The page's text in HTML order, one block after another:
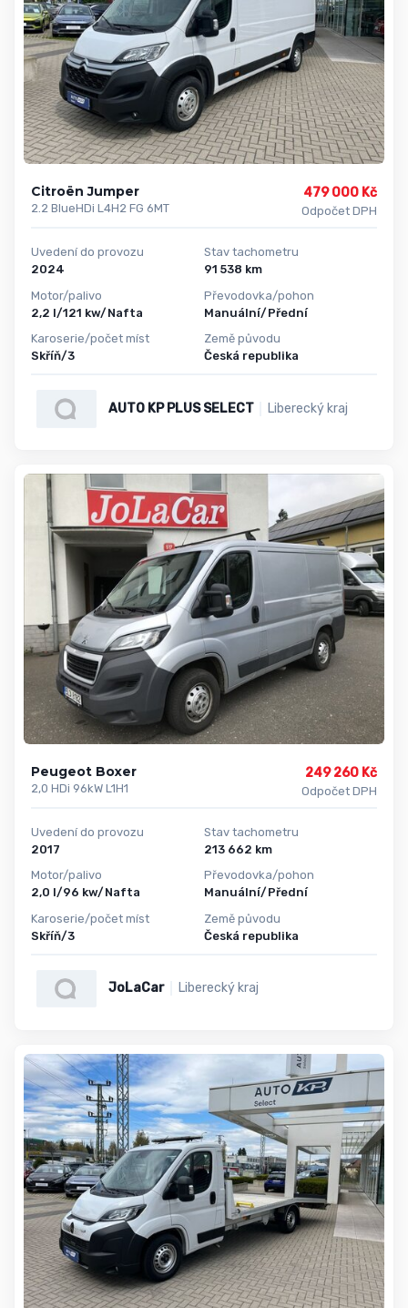
Citroën Jumper
2.2 BlueHDi L4H2 FG 6MT
479 000 Kč
Odpočet DPH
Uvedení do provozu
2024
Motor/palivo
2,2 l/121 kw/Nafta
Karoserie/počet míst
Skříň/3
Stav tachometru
91 538 km
Převodovka/pohon
Manuální/Přední
Země původu
Česká republika
AUTO KP PLUS SELECT Liberecký kraj
Peugeot Boxer
2,0 HDi 96kW L1H1
249 260 Kč
Odpočet DPH
Uvedení do provozu
2017
Motor/palivo
2,0 l/96 kw/Nafta
Karoserie/počet míst
Skříň/3
Stav tachometru
213 662 km
Převodovka/pohon
Manuální/Přední
Země původu
Česká republika
JoLaCar Liberecký kraj